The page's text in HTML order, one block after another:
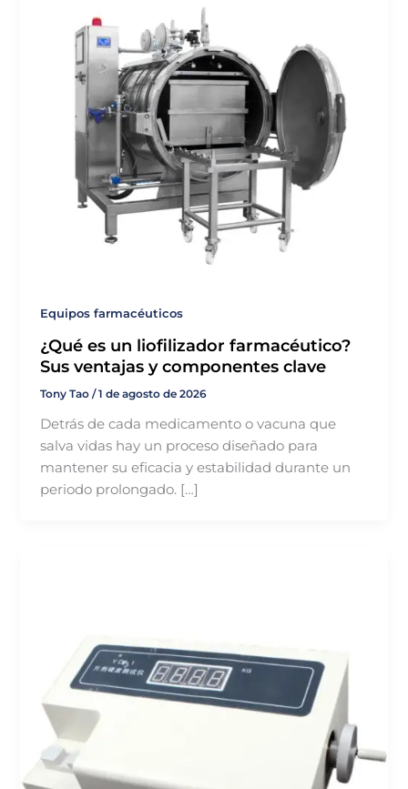
Equipos farmacéuticos
¿Qué es un liofilizador farmacéutico?
Sus ventajas y componentes clave
Tony Tao/1 de agosto de 2026
Detrás de cada medicamento o vacuna que
salva vidas hay un proceso diseñado para
mantener su eficacia y estabilidad durante un
periodo prolongado. […]